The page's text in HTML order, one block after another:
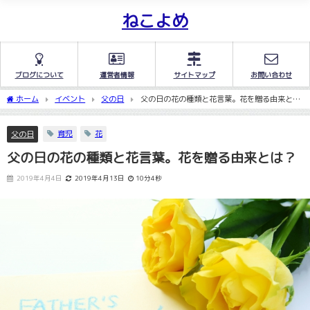
ねこよめ
ブログについて 運営者情報 サイトマップ お問い合わせ
ホーム イベント 父の日
父の日の花の種類と花言葉。花を贈る由来と
は？
父の日 育児 花
父の日の花の種類と花言葉。花を贈る由来とは？
2019年4月4日 2019年4月13日 10分4秒